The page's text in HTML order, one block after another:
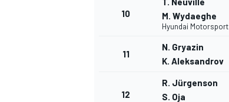
10
M. Wydaeghe
Hyundai Motorsport
11
N. Gryazin
K. Aleksandrov
12
R. Jürgenson
S. Oja